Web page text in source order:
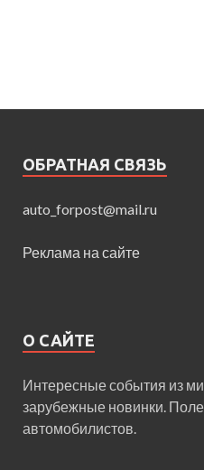
ОБРАТНАЯ СВЯЗЬ
auto_forpost@mail.ru
Реклама на сайте
О САЙТЕ
Интересные события из
зарубежные новинки.
автомобилистов.